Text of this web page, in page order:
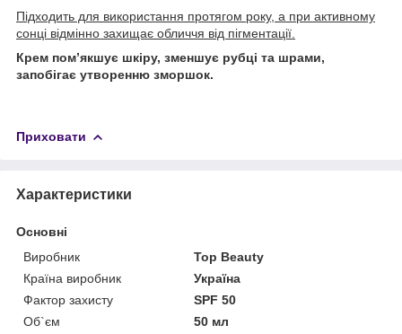
Підходить для використання протягом року, а при активному
сонці відмінно захищає обличчя від пігментації.
Крем пом’якшує шкіру, зменшує рубці та шрами,
запобігає утворенню зморшок.
Приховати
Характеристики
Основні
Виробник
Top Beauty
Країна виробник
Україна
Фактор захисту
SPF 50
Об`єм
50 мл